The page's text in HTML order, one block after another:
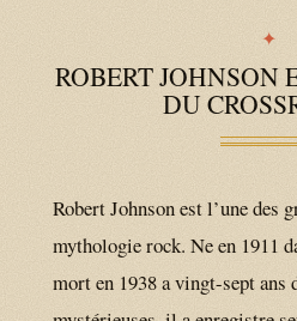
ROBERT JOHNSON
DU
Robert Johnson est l’une des
mythologie rock. Ne en 1911
mort en 1938 a vingt-sept ans